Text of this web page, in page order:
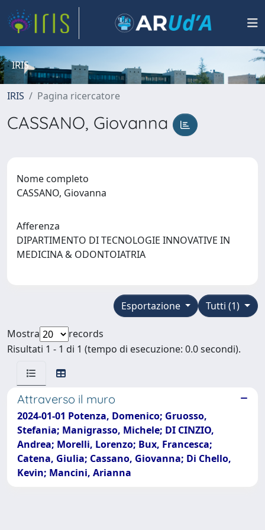
IRIS
IRIS Pagina ricercatore
CASSANO, Giovanna
Nome completo
CASSANO, Giovanna
Afferenza
DIPARTIMENTO DI TECNOLOGIE INNOVATIVE IN
MEDICINA & ODONTOIATRIA
Tutti (1)
Esportazione
Mostra
records
Risultati 1 - 1 di 1 (tempo di esecuzione: 0.0 secondi).
Attraverso il muro
2024-01-01 Potenza, Domenico; Gruosso,
Stefania; Manigrasso, Michele; DI CINZIO,
Andrea; Morelli, Lorenzo; Bux, Francesca;
Catena, Giulia; Cassano, Giovanna; Di Chello,
Kevin; Mancini, Arianna